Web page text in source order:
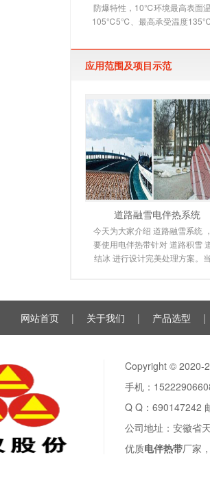
防爆特性，10℃环境最高表面
105℃5℃、最高承受温度135℃
带，它是新一代唯一带
应用范围及项目示范
道路融雪电伴热系统
今天为大家介绍 道路融雪系统
要使用电伴热带针对 道路积雪
结冰 进行设计完美处理方案。
网站首页 | 关于我们 | 产品选型 |
Copyright © 2020-
手机：
Q Q： 690147242
公司地址：安徽省
优质电伴热带厂家